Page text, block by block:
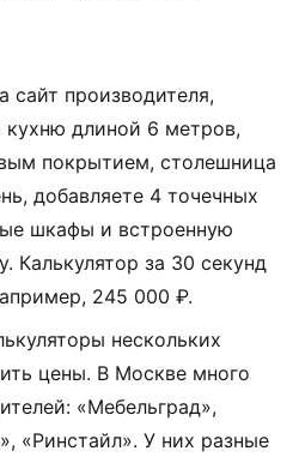
сайт производителя,
длиной 6 метров,
покрытием, столешница
добавляете 4 точечных
шкафы и встроенную
Калькулятор за 30 секунд
245 000 ₽.
нескольких
цены. В Москве много
«Мебельград»,
«Ринстайл». У них разные